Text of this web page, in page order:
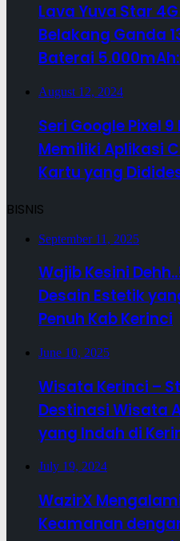
Lava Yuva Star
Belakang Ganda
Baterai
August 12, 2024
Seri Google Pixel
Memiliki Aplikasi
Kartu yang
BISNIS
September 11, 2025
Wajib Kesini
Desain Estetik
Penuh Kab Kerinci
June 10, 2025
Wisata Kerinci –
Destinasi Wisata
yang Indah di
July 19, 2024
WazirX
Keamanan